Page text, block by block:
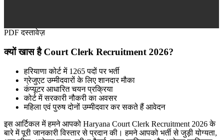
PDF दस्तावेज़
क्यों खास है Court Clerk Recruitment 2026?
हरियाणा कोर्ट में 1265 पदों पर भर्ती
ग्रेजुएट उम्मीदवारों के लिए शानदार मौका
कंप्यूटर आधारित चयन प्रक्रिया
कोर्ट में सरकारी नौकरी का अवसर
महिला एवं पुरुष दोनों उम्मीदवार कर सकते हैं आवेदन
इस आर्टिकल में हमने आपको Haryana Court Clerk Recruitment 2026 के
बारे में पूरी जानकारी विस्तार से प्रदान की। हमने आपको भर्ती से जुड़ी योग्यता,